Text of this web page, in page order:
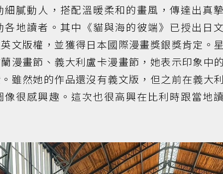
膩動人，搭配溫暖柔和的畫風，傳達出真
地讀者。其中《貓與海的彼端》已授出日
文版權，並獲得日本國際漫畫獎銀獎肯定。
漫畫節、義大利盧卡漫畫節，她表示印象中
雖然她的作品還沒有義文版，但之前在義大
很感興趣。這次也很高興在比利時跟當地